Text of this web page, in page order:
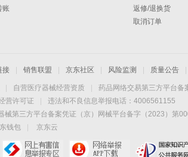
账
返修/退换货
取消订单
接 销售联盟 京东社区 风险监测 质量公告
自营医疗器械经营资质 药品网络交易第三方平台备
营许可证
违法和不良信息举报电话：4006561155
械第三方平台备案凭证（京）网械平台备字（2023）第
钱包
京东云